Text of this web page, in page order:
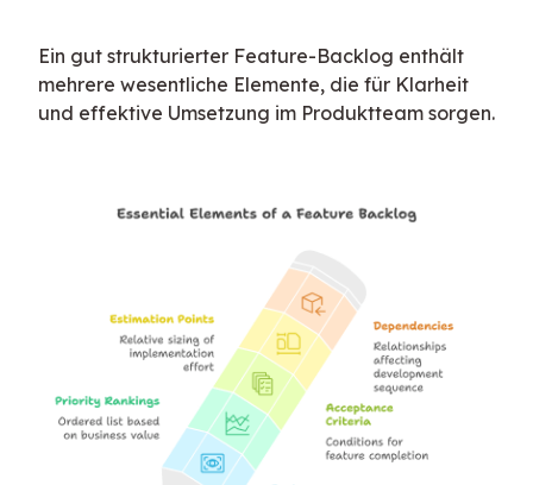
Ein gut strukturierter Feature-Backlog enthält
mehrere wesentliche Elemente, die für Klarheit
und effektive Umsetzung im Produktteam sorgen.